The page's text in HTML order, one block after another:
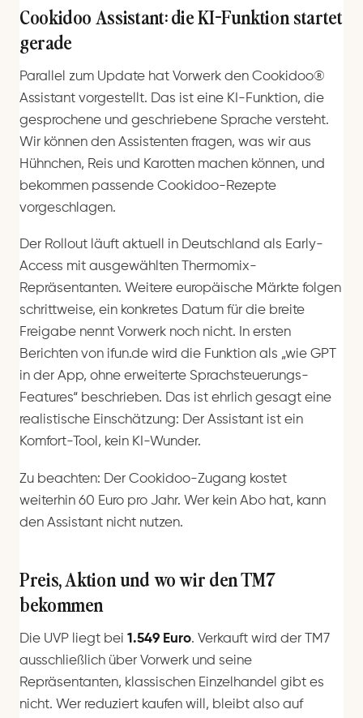
Cookidoo Assistant: die KI-Funktion startet
gerade
Parallel zum Update hat Vorwerk den Cookidoo®
Assistant vorgestellt. Das ist eine KI-Funktion, die
gesprochene und geschriebene Sprache versteht.
Wir können den Assistenten fragen, was wir aus
Hühnchen, Reis und Karotten machen können, und
bekommen passende Cookidoo-Rezepte
vorgeschlagen.
Der Rollout läuft aktuell in Deutschland als Early-
Access mit ausgewählten Thermomix-
Repräsentanten. Weitere europäische Märkte folgen
schrittweise, ein konkretes Datum für die breite
Freigabe nennt Vorwerk noch nicht. In ersten
Berichten von ifun.de wird die Funktion als „wie GPT
in der App, ohne erweiterte Sprachsteuerungs-
Features“ beschrieben. Das ist ehrlich gesagt eine
realistische Einschätzung: Der Assistant ist ein
Komfort-Tool, kein KI-Wunder.
Zu beachten: Der Cookidoo-Zugang kostet
weiterhin 60 Euro pro Jahr. Wer kein Abo hat, kann
den Assistant nicht nutzen.
Preis, Aktion und wo wir den TM7
bekommen
Die UVP liegt bei 1.549 Euro. Verkauft wird der TM7
ausschließlich über Vorwerk und seine
Repräsentanten, klassischen Einzelhandel gibt es
nicht. Wer reduziert kaufen will, bleibt also auf